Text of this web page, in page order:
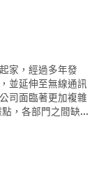
家，經過多年發
並延伸至無線通訊
司面臨著更加複雜
，各部門之間缺乏
及時，數據不一
計數據的一致性和
的ERP、CRM和其
動同步，需依賴大